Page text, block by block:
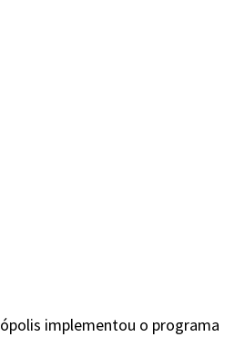
implementou o programa